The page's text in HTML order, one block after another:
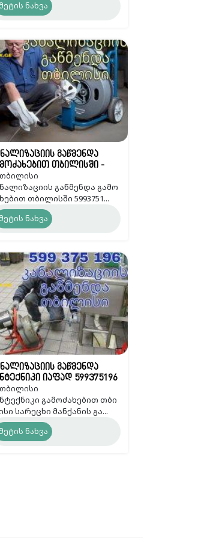
მეტის ნახვა
გაწმენდა
თბილისში -
თბილისი
გაწმენდა გამო
თბილისში 5993751...
მეტის ნახვა
გაწმენდა
იაფად 599375196
თბილისი
გამოძახებით თბი
სარეცხი მანქანის გა...
მეტის ნახვა